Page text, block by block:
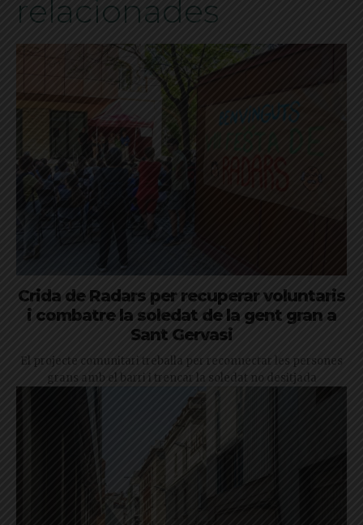
relacionades
Crida de Radars per recuperar voluntaris
i combatre la soledat de la gent gran a
Sant Gervasi
El projecte comunitari treballa per reconnectar les persones
grans amb el barri i trencar la soledat no desitjada